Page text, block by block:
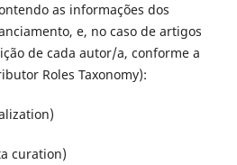
as informações dos
e, no caso de artigos
de cada autor/a, conforme a
Roles Taxonomy):
curation)